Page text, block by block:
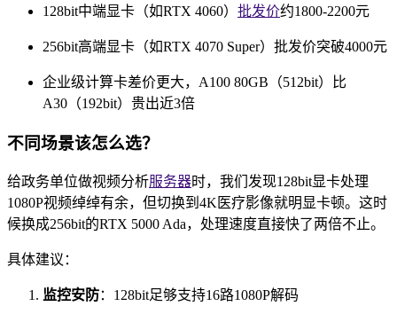
128bit中端显卡（如RTX 4060） 批发价约1800-2200元
256bit高端显卡（如RTX 4070 Super）批发价突破4000元
企业级计算卡差价更大，A100 80GB（512bit）比
A30（192bit）贵出近3倍
不同场景该怎么选？
给政务单位做视频分析服务器时，我们发现128bit显卡处理
1080P视频绰绰有余，但切换到4K医疗影像就明显卡顿。这时
候换成256bit的RTX 5000 Ada，处理速度直接快了两倍不止。
具体建议：
监控安防：128bit足够支持16路1080P解码